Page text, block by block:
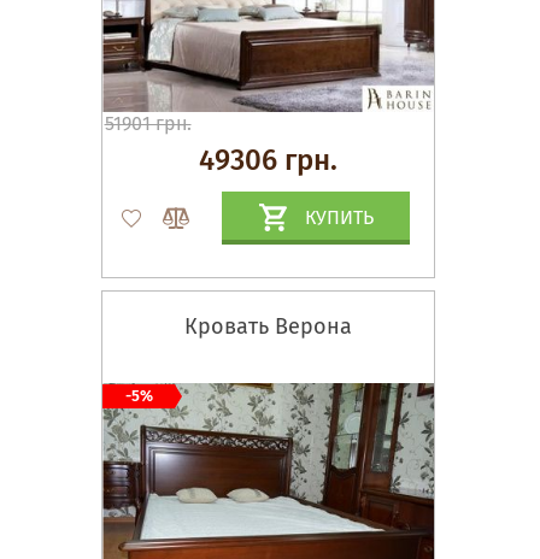
51901 грн.
49306 грн.
КУПИТЬ
Кровать Верона
-5%